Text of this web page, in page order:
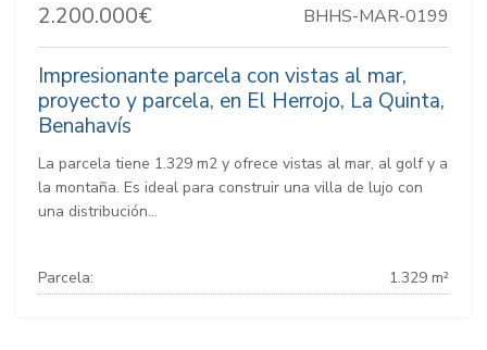
2.200.000€ BHHS-MAR-0199
Impresionante parcela con vistas al mar,
proyecto y parcela, en El Herrojo, La Quinta,
Benahavís
La parcela tiene 1.329 m2 y ofrece vistas al mar, al golf y a
la montaña. Es ideal para construir una villa de lujo con
una distribución...
Parcela: 1.329 m²